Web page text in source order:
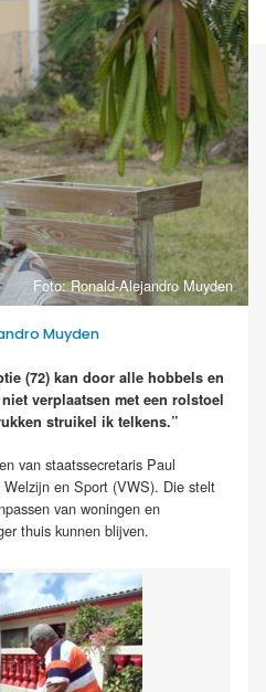
Foto: Ronald-Alejandro Muyden
Muyden
(72) kan door alle hobbels en
verplaatsen met een rolstoel
struikel ik telkens.”
van staatssecretaris Paul
en Sport (VWS). Die stelt
van woningen en
thuis kunnen blijven.